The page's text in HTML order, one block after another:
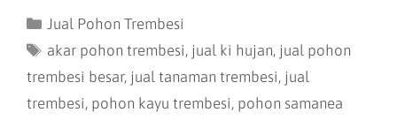
Jual Pohon Trembesi
akar pohon trembesi, jual ki hujan, jual pohon
trembesi besar, jual tanaman trembesi, jual
trembesi, pohon kayu trembesi, pohon samanea